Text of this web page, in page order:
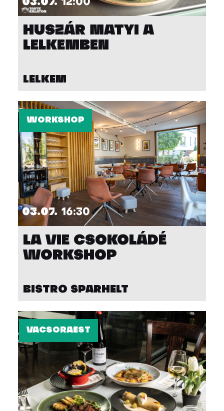
03.07. 12:00
HUSZÁR MATYI A
LELKEMBEN
LELKEM
WORKSHOP
03.07. 16:30
LA VIE CSOKOLÁDÉ
WORKSHOP
BISTRO SPARHELT
VACSORAEST